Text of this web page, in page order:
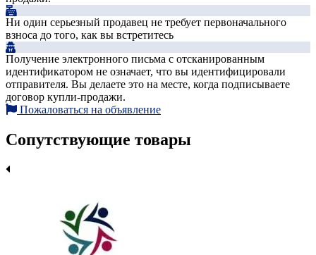
Ни один серьезный продавец не требует первоначального
взноса до того, как вы встретитесь
Получение электронного письма с отсканированным
идентификатором не означает, что вы идентифицировали
отправителя. Вы делаете это на месте, когда подписываете
договор купли-продажи.
Пожаловаться на объявление
Сопутствующие товары